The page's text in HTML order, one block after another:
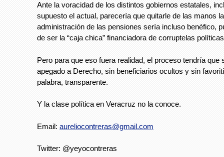
Ante la voracidad de los distintos gobiernos estatales,
supuesto el actual, parecería que quitarle de las manos la
administración de las pensiones sería incluso benéfico,
de ser la “caja chica” financiadora de corruptelas
Pero para que eso fuera realidad, el proceso tendría que
apegado a Derecho, sin beneficiarios ocultos y sin
palabra, transparente.
Y la clase política en Veracruz no la conoce.
Email: aureliocontreras@gmail.com
Twitter: @yeyocontreras